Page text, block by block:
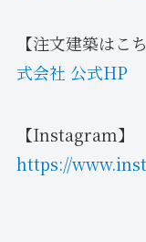
【注文建築はこ
式会社 公式HP
【Instagram】
https://